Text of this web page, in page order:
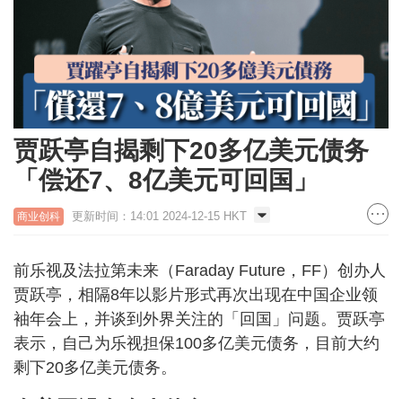
贾跃亭自揭剩下20多亿美元债务
「偿还7、8亿美元可回国」
商业创科 更新时间：14:01 2024-12-15 HKT
前乐视及法拉第未来（Faraday Future，FF）创办人
贾跃亭，相隔8年以影片形式再次出现在中国企业领
袖年会上，并谈到外界关注的「回国」问题。贾跃亭
表示，自己为乐视担保100多亿美元债务，目前大约
剩下20多亿美元债务。